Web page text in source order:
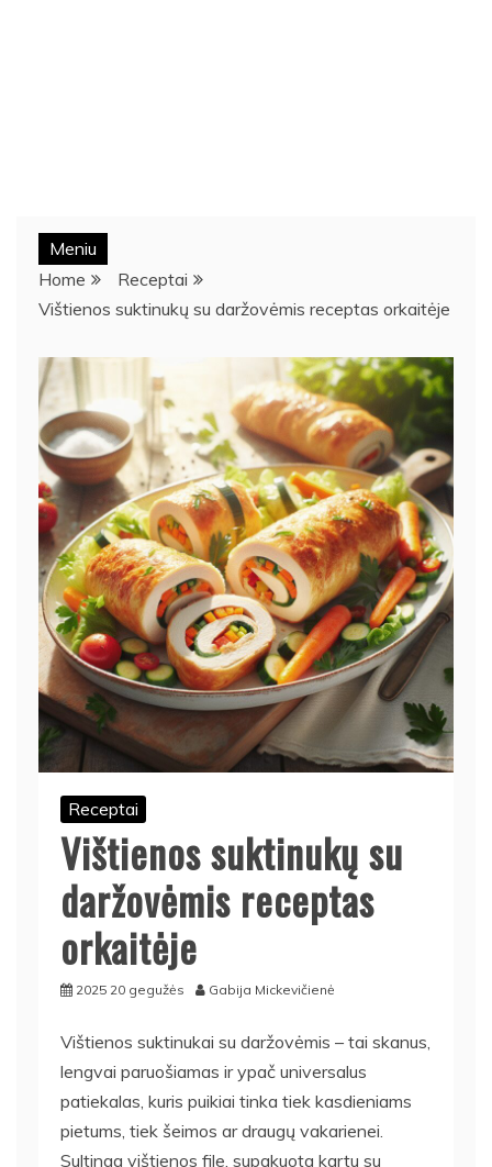
Meniu
Home
Receptai
Vištienos suktinukų su daržovėmis receptas orkaitėje
Receptai
Vištienos suktinukų su
daržovėmis receptas
orkaitėje
2025 20 gegužės Gabija Mickevičienė
Vištienos suktinukai su daržovėmis – tai skanus,
lengvai paruošiamas ir ypač universalus
patiekalas, kuris puikiai tinka tiek kasdieniams
pietums, tiek šeimos ar draugų vakarienei.
Sultinga vištienos file, supakuota kartu su